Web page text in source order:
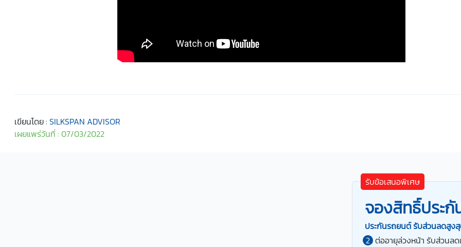
เขียนโดย : SILKSPAN ADVISOR
เผยแพร่วันที่ : 07/03/2022
รับข้อเสนอพิเศษ
จองสิทธิ์ประ
ประกันรถยนต์ รับส่วนลดสูง
ต่ออายุล่วงหน้า รับส่วนล